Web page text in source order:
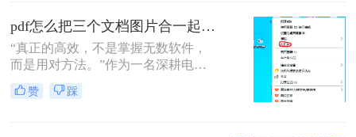
pdf怎么把三个文档图片合一起？三招搞定，最后一招在线即用无门槛！
“真正的高效，不是掌握无数软件，
而是用对方法。”作为一名深耕电脑
办公软件测评多年的博主，小编经常
在后台收到类似的求助：“手头有三
赞 踩